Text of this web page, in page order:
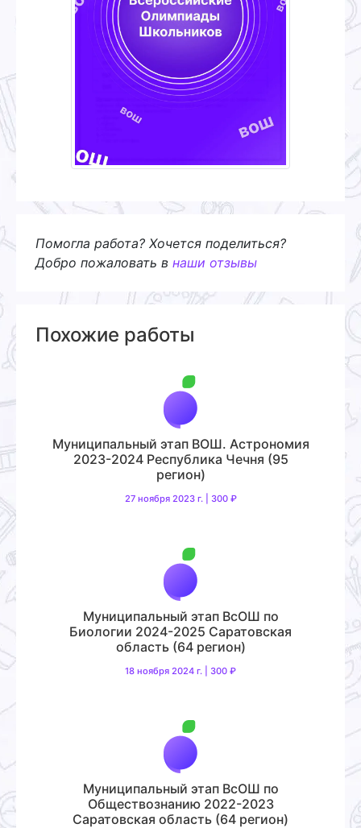
Помогла работа? Хочется поделиться?
Добро пожаловать в наши отзывы
Похожие работы
Муниципальный этап ВОШ. Астрономия
2023-2024 Республика Чечня (95
регион)
27 ноября 2023 г. | 300 ₽
Муниципальный этап ВсОШ по
Биологии 2024-2025 Саратовская
область (64 регион)
18 ноября 2024 г. | 300 ₽
Муниципальный этап ВсОШ по
Обществознанию 2022-2023
Саратовская область (64 регион)